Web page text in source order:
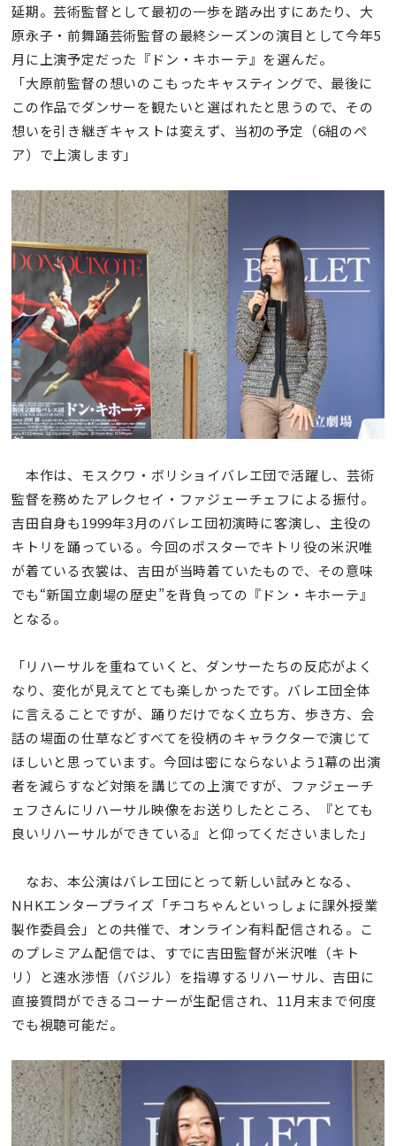
延期。芸術監督として最初の一歩を踏み出すにあたり、大
原永子・前舞踊芸術監督の最終シーズンの演目として今年5
月に上演予定だった『ドン・キホーテ』を選んだ。
「大原前監督の想いのこもったキャスティングで、最後に
この作品でダンサーを観たいと選ばれたと思うので、その
想いを引き継ぎキャストは変えず、当初の予定（6組のペ
ア）で上演します」
本作は、モスクワ・ボリショイバレエ団で活躍し、芸術
監督を務めたアレクセイ・ファジェーチェフによる振付。
吉田自身も1999年3月のバレエ団初演時に客演し、主役の
キトリを踊っている。今回のポスターでキトリ役の米沢唯
が着ている衣裳は、吉田が当時着ていたもので、その意味
でも“新国立劇場の歴史”を背負っての『ドン・キホーテ』
となる。
「リハーサルを重ねていくと、ダンサーたちの反応がよく
なり、変化が見えてとても楽しかったです。バレエ団全体
に言えることですが、踊りだけでなく立ち方、歩き方、会
話の場面の仕草などすべてを役柄のキャラクターで演じて
ほしいと思っています。今回は密にならないよう1幕の出演
者を減らすなど対策を講じての上演ですが、ファジェーチ
ェフさんにリハーサル映像をお送りしたところ、『とても
良いリハーサルができている』と仰ってくださいました」
なお、本公演はバレエ団にとって新しい試みとなる、
NHKエンタープライズ「チコちゃんといっしょに課外授業
製作委員会」との共催で、オンライン有料配信される。こ
のプレミアム配信では、すでに吉田監督が米沢唯（キト
リ）と速水渉悟（バジル）を指導するリハーサル、吉田に
直接質問ができるコーナーが生配信され、11月末まで何度
でも視聴可能だ。